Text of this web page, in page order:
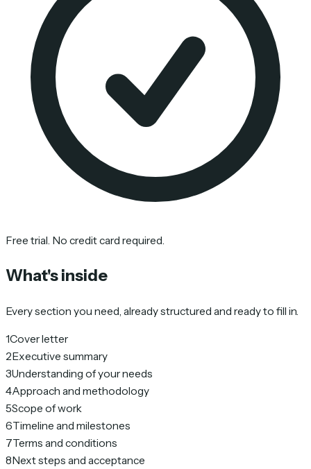
Free trial. No credit card required.
What's inside
Every section you need, already structured and ready to fill in.
1Cover letter
2Executive summary
3Understanding of your needs
4Approach and methodology
5Scope of work
6Timeline and milestones
7Terms and conditions
8Next steps and acceptance